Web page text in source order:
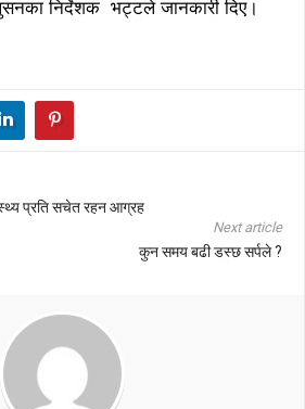
निर्देशक भट्टले जानकारी दिए।
प्रति सचेत रहन आग्रह
Next article
कुन समय बढी डस्छ सर्पले ?